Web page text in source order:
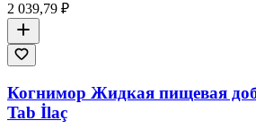
2 039,79 ₽
Когнимор Жидкая пищевая
Tab İlaç